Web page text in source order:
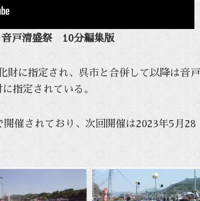
戸清盛祭 10分編集版
に指定され、呉市と合併して以降は音戸
指定されている。
催されており、次回開催は2023年5月28